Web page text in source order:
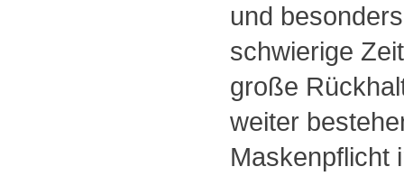
und
schwierige
große
weiter
Maskenpflicht